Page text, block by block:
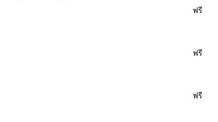
ฟรี
ฟรี
ฟรี